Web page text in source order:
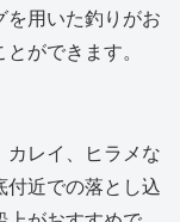
用いた釣りがお
ができます。
レイ、ヒラメな
付近での落とし込